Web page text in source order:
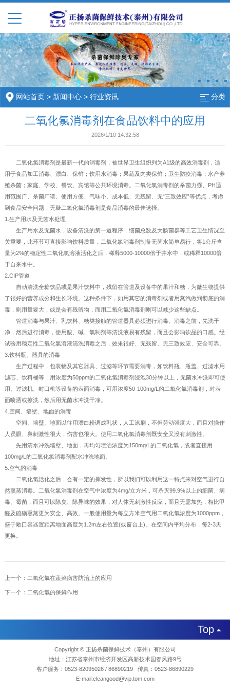
网站首页 > 新闻中心 >行业资讯 分类
二氧化氯消毒剂在食品饮料中的应用
2026/1/10 14:32:58
二氧化氯消毒剂是最新一代的消毒剂，被世界卫生组织列为A1级的高效消毒剂，适
用于食品加工消毒、漂白、保鲜；饮用水消毒；果蔬及肉类保鲜；卫生防疫消毒；水产养
殖杀菌；家庭、学校、餐饮、宾馆等公共环境消毒。二氧化氯消毒剂的杀菌力强、PH适
用范围广、杀菌广谱、使用方便、气味小、成本低、无残留、无“三致效应”等优点，考虑
到食品安全问题，无疑二氧化氯消毒剂是食品消毒的最佳选择。
1.生产用水及无菌水处理
生产用水及无菌水，设备清洗的第一道程序，细菌总数及大肠菌群等工艺卫生情况至
关重要，此环节可直接影响饮料质量，二氧化氯消毒剂制备无菌水简单易行，将1公斤含
量为2%的稳定性二氧化氯溶液活化之后，稀释5000-10000倍于井水中，或稀释10000倍
于自来水中。
2.CIP管道
自动清洗全糖饮品或是果汁饮料中，残留在管道及设备中的果汁和糖，为微生物提供
了很好的营养成分和生长环境。这种条件下，如用其它的消毒剂或者用蒸汽做到彻底的消
毒，则用量要大，或是会有残留物，而用二氧化氯消毒剂则可以减少这些缺点。
管道消毒与果汁、乳饮料、糖类接触的管道器具必须进行消毒。消毒之前，先洗干
净，然后进行消毒，使用酸、碱、氯制剂等清洗液易有残留，而且会影响饮品的口感。经
试验用稳定性二氧化氯溶液清洗消毒之后，效果很好、无残留、无三致效应、安全可靠。
3.饮料瓶、器具的消毒
生产过程中，包装物及其它器具、过滤等环节需要消毒，如饮料瓶、瓶盖、过滤水用
滤芯、饮料桶等，用浓度为50ppm的二氧化氯消毒剂浸泡30分钟以上，无菌水冲洗即可使
用。过滤机、封口机等设备的表面消毒，可用浓度50-100mg/L的二氧化氯消毒剂，对表
面喷洒或擦洗，然后用无菌水冲洗干净。
4.空间、墙壁、地面的消毒
空间、墙壁、地面以往用漂白粉调成乳状，人工涂刷，不但劳动强度大，而且对操作
人员眼、鼻刺激性很大，伤害也很大。使用二氧化氯消毒剂既安全又没有刺激性。
先用清水冲洗墙壁、地面，再均匀喷洒浓度为150mg/L的二氧化氯，或者直接用
100mg/L的二氧化氯消毒剂配水冲洗地面。
5.空气的消毒
二氧化氯活化之后，会有一定的挥发性，所以我们可以利用这一特点来对空气进行自
然熏蒸消毒。二氧化氯消毒剂在空气中浓度为4mg/立方米，可杀灭99.9%以上的细菌、病
毒、霉菌，而且可以除臭、除异味的效果，对人体无刺激性反应，而且无需加热，相比甲
醛及硫磺熏蒸更为安全、高效。一般使用量为每立方米空气用二氧化氯浓度为1000ppm，
盛于敞口容器置距离地面高度为1.2m左右位置(或窗台上)。在空间内平均分布，每2-3天
更换。
上一个： 二氧化氯在蔬菜病害防治上的应用
下一个： 二氧化氯的保鲜作用
Top
Copyright © 正扬杀菌保鲜技术（泰州）有限公司
地址：江苏省泰州市经济开发区高新技术园春风路9号
客户服务：0523-82095026 / 86890219 传真：0523-86890229
E-mail:cleangood@vip.tom.com